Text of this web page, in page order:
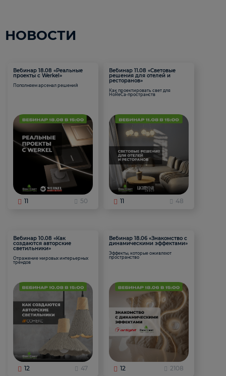
НОВОСТИ
Вебинар 18.08 «Реальные
проекты с Werkel»
Пополняем арсенал решений
11 50
Вебинар 11.08 «Световые
решения для отелей и
ресторанов»
Как проектировать свет для
HoReCa-пространств
11 48
Вебинар 10.08 «Как
создаются авторские
светильники»
Отражение мировых интерьерных
трендов
12 47
Вебинар 18.06 «Знакомство с
динамическими эффектами»
Эффекты, которые оживляют
пространство
12 2108